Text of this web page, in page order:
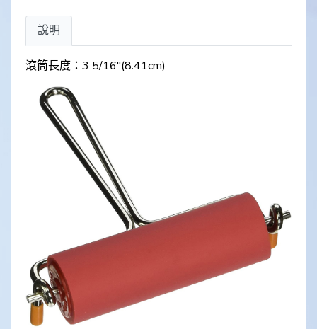
說明
滾筒長度：3 5/16"(8.41cm)